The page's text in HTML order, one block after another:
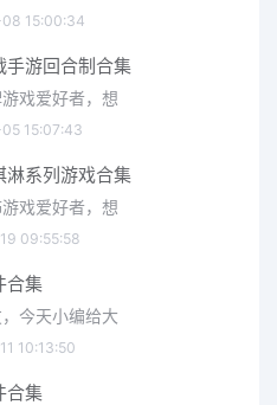
15:00:34
手游回合制合集
戏爱好者，想
15:07:43
淋系列游戏合集
戏爱好者，想
09:55:58
合集
今天小编给大
10:13:50
合集